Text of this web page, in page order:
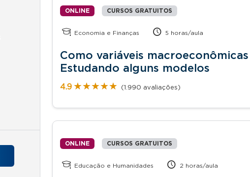
ONLINE CURSOS GRATUITOS
Economia e Finanças 5 horas/aula
Como variáveis
Estudando alguns modelos
4.9 ★★★★★
★★★★★ (1.990 avaliações)
ONLINE CURSOS GRATUITOS
Educação e Humanidades 2 horas/aula